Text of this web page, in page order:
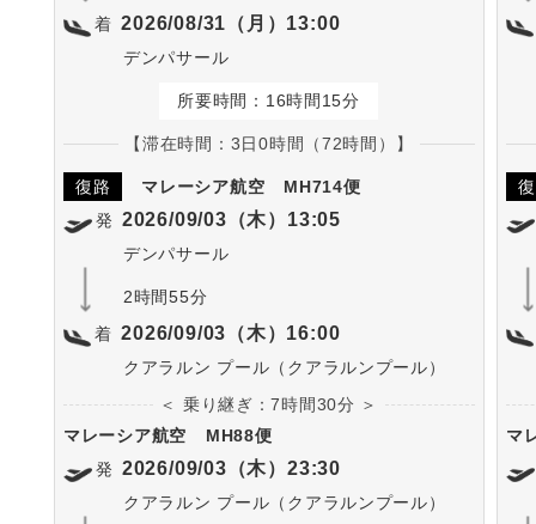
着 2026/08/31（月）13:00
デンパサール
所要時間：16時間15分
【滞在時間：3日0時間（72時間）】
復路 マレーシア航空
MH714便
発 2026/09/03（木）13:05
デンパサール
2時間55分
着 2026/09/03（木）16:00
クアラルン プール（クアラルンプール）
＜ 乗り継ぎ：7時間30分 ＞
マレーシア航空
MH88便
発 2026/09/03（木）23:30
クアラルン プール（クアラルンプール）
マ